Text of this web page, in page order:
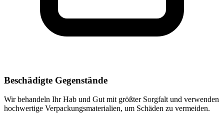
Beschädigte Gegenstände
Wir behandeln Ihr Hab und Gut mit größter Sorgfalt und verwenden
hochwertige Verpackungsmaterialien, um Schäden zu vermeiden.